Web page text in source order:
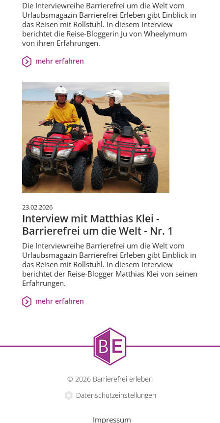
Die Interviewreihe Barrierefrei um die Welt vom
Urlaubsmagazin Barrierefrei Erleben gibt Einblick in
das Reisen mit Rollstuhl. In diesem Interview
berichtet die Reise-Bloggerin Ju von Wheelymum
von ihren Erfahrungen.
mehr erfahren
23.02.2026
Interview mit Matthias Klei -
Barrierefrei um die Welt - Nr. 1
Die Interviewreihe Barrierefrei um die Welt vom
Urlaubsmagazin Barrierefrei Erleben gibt Einblick in
das Reisen mit Rollstuhl. In diesem Interview
berichtet der Reise-Blogger Matthias Klei von seinen
Erfahrungen.
mehr erfahren
© 2026 Barrierefrei erleben
Datenschutzeinstellungen
Impressum